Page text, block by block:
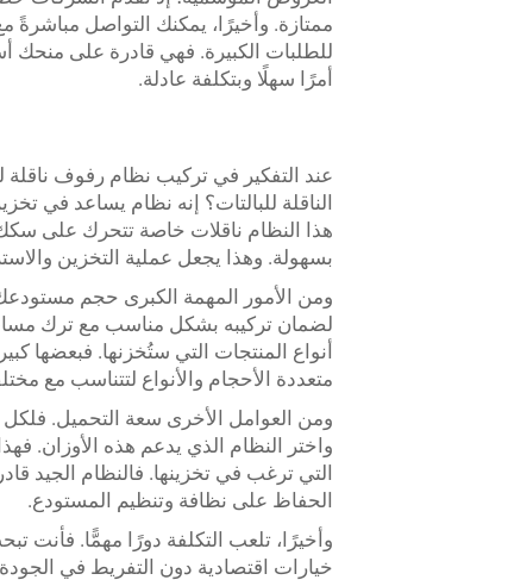
للطلبات الكبيرة. فهي قادرة على منحك
أمرًا سهلًا وبتكلفة عادلة.
عند التفكير في تركيب نظام رفوف ناقلة
الناقلة للبالتات؟ إنه نظام يساعد في
هذا النظام ناقلات خاصة تتحرك على سكك
بسهولة. وهذا يجعل عملية التخزين
ومن الأمور المهمة الكبرى حجم
لضمان تركيبه بشكل مناسب مع ترك
أنواع المنتجات التي ستُخزنها. فبعضها
متعددة الأحجام والأنواع لتتناسب مع
ومن العوامل الأخرى سعة التحميل.
واختر النظام الذي يدعم هذه الأوزان.
التي ترغب في تخزينها. فالنظام الجيد
الحفاظ على نظافة وتنظيم المستودع.
وأخيرًا، تلعب التكلفة دورًا مهمًّا. فأنت
خيارات اقتصادية دون التفريط في